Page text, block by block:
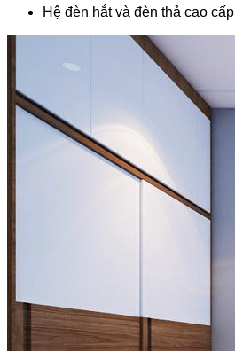
Hệ đèn hắt và đèn thả cao cấp